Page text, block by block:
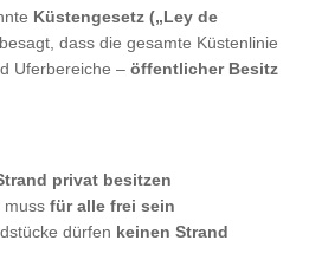
Küstengesetz („Ley de
dass die gesamte Küstenlinie
Uferbereiche – öffentlicher Besitz
privat besitzen
muss für alle frei sein
dürfen keinen Strand